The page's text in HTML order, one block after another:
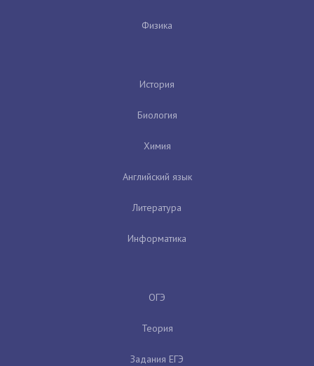
Физика
История
Биология
Химия
Английский язык
Литература
Информатика
ОГЭ
Теория
Задания ЕГЭ